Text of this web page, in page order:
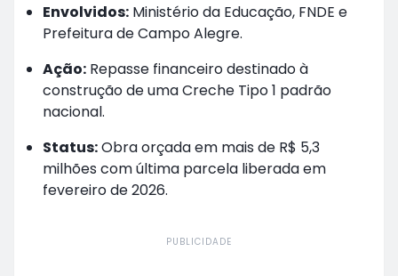
Envolvidos: Ministério da Educação, FNDE e
Prefeitura de Campo Alegre.
Ação: Repasse financeiro destinado à
construção de uma Creche Tipo 1 padrão
nacional.
Status:Obra orçada em mais de R$ 5,3
milhões com última parcela liberada em
fevereiro de 2026.
PUBLICIDADE